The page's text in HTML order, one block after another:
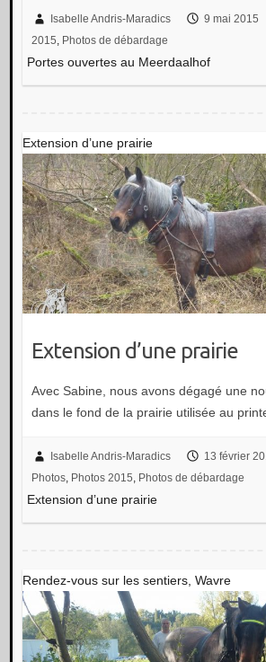
Isabelle Andris-Maradics 9 mai 2015
2015, Photos de débardage
Portes ouvertes au Meerdaalhof
Extension d’une prairie
Extension d’une prairie
Avec Sabine, nous avons dégagé une
dans le fond de la prairie utilisée au
Isabelle Andris-Maradics 13 février
Photos, Photos 2015, Photos de débardage
Extension d’une prairie
Rendez-vous sur les sentiers, Wavre